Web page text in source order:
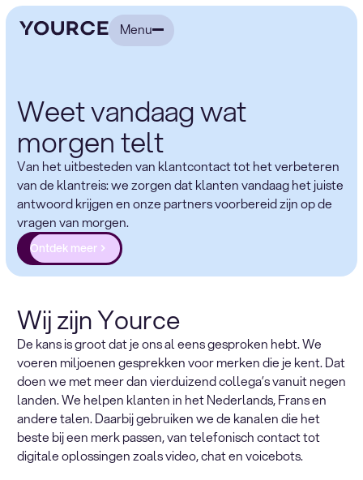
Menu
Weet vandaag wat
morgen telt
Van het uitbesteden van klantcontact tot het verbeteren
van de klantreis: we zorgen dat klanten vandaag het juiste
antwoord krijgen en onze partners voorbereid zijn op de
vragen van morgen.
Ontdek meer
Wij zijn Yource
De kans is groot dat je ons al eens gesproken hebt. We
voeren miljoenen gesprekken voor merken die je kent. Dat
doen we met meer dan vierduizend collega’s vanuit negen
landen. We helpen klanten in het Nederlands, Frans en
andere talen. Daarbij gebruiken we de kanalen die het
beste bij een merk passen, van telefonisch contact tot
digitale oplossingen zoals video, chat en voicebots.